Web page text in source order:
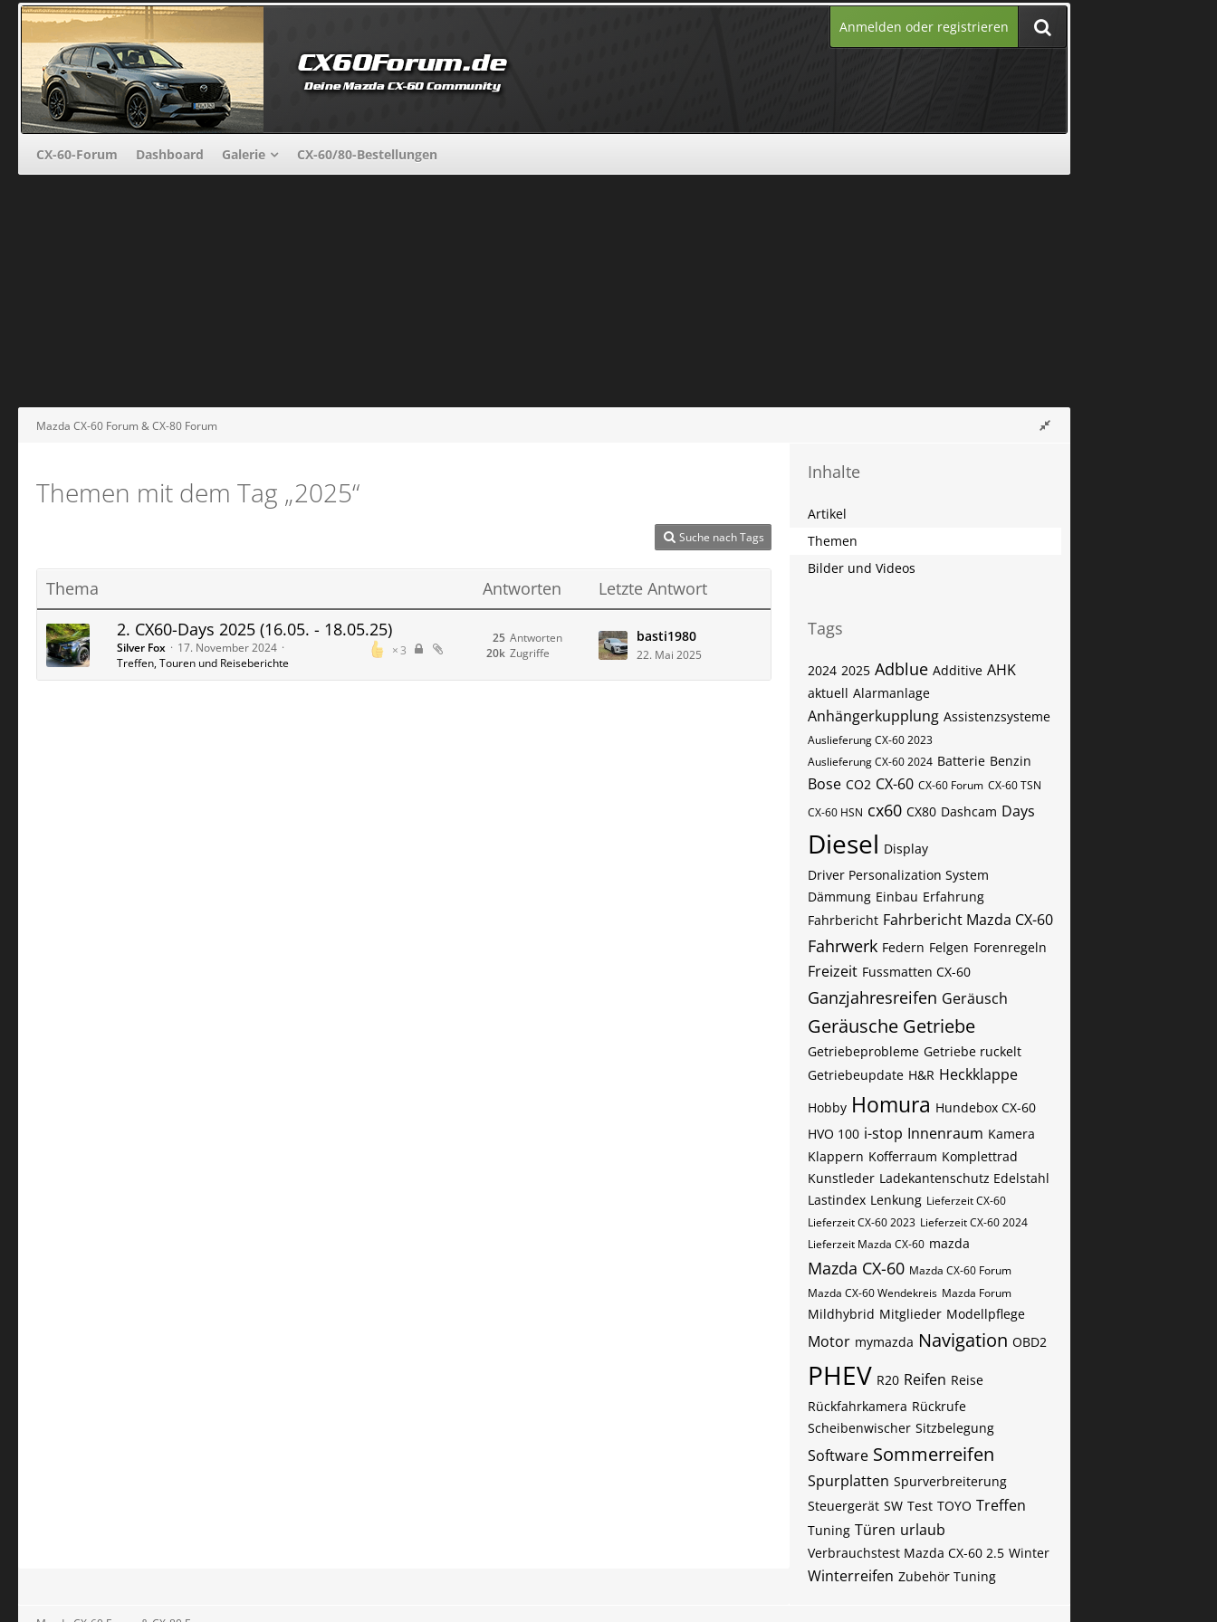
Anmelden oder registrieren
CX-60-Forum Dashboard Galerie CX-60/80-Bestellungen
Mazda CX-60 Forum & CX-80 Forum
Themen mit dem Tag „2025“
Suche nach Tags
Thema Antworten
Letzte Antwort
2. CX60-Days 2025 (16.05. - 18.05.25)
3
Silver Fox
17. November 2024
Treffen, Touren und Reiseberichte
Antworten
25
Zugriffe
20k
basti1980
22. Mai 2025
Inhalte
Artikel
Themen
Bilder und Videos
Tags
2024 2025 Adblue Additive AHK
aktuell Alarmanlage
Anhängerkupplung Assistenzsysteme
Auslieferung CX-60 2023
Auslieferung CX-60 2024 Batterie Benzin
Bose CO2 CX-60 CX-60 Forum CX-60​​​​ TSN
CX-60​​​​​ HSN cx60 CX80 Dashcam Days
Diesel Display
Driver Personalization System
Dämmung Einbau Erfahrung
Fahrbericht Fahrbericht Mazda CX-60
Fahrwerk Federn Felgen Forenregeln
Freizeit Fussmatten CX-60
Ganzjahresreifen Geräusch
Geräusche Getriebe
Getriebeprobleme Getriebe ruckelt
Getriebeupdate H&R Heckklappe
Hobby Homura Hundebox CX-60
HVO 100 i-stop Innenraum Kamera
Klappern Kofferraum Komplettrad
Kunstleder Ladekantenschutz Edelstahl
Lastindex Lenkung Lieferzeit CX-60
Lieferzeit CX-60 2023 Lieferzeit CX-60 2024
Lieferzeit Mazda CX-60 mazda
Mazda CX-60 Mazda CX-60 Forum
Mazda CX-60 Wendekreis Mazda Forum
Mildhybrid Mitglieder Modellpflege
Motor mymazda Navigation OBD2
PHEV R20 Reifen Reise
Rückfahrkamera Rückrufe
Scheibenwischer Sitzbelegung
Software Sommerreifen
Spurplatten Spurverbreiterung
Steuergerät SW Test TOYO Treffen
Tuning Türen urlaub
Verbrauchstest Mazda CX-60 2.5 Winter
Winterreifen Zubehör Tuning